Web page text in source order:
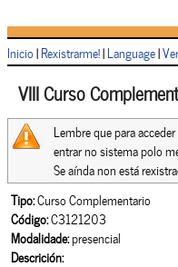
Inicio|Rexistrarme!|Language|
VIII Curso
Lembre que para
entrar no sistema polo
Se aínda non está
Tipo:Curso Complementario
Código:C3121203
Modalidade:presencial
Descrición: